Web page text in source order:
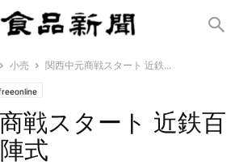
小売 関西中元商戦スタート 近鉄...
戦スタート 近鉄百
式